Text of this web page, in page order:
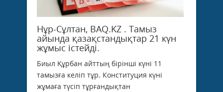
Нұр-Сұлтан, BAQ.KZ . Тамыз
айында қазақстандықтар 21 күн
жұмыс істейді.
Биыл Құрбан айттың бірінші күні 11
тамызға келіп тұр. Конституция күні
жұмаға түсіп тұрғандықтан